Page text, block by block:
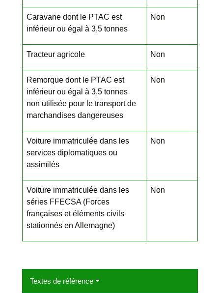
Caravane dont le PTAC est
inférieur ou égal à 3,5 tonnes
Non
Tracteur agricole Non
Remorque dont le PTAC est
inférieur ou égal à 3,5 tonnes
non utilisée pour le transport de
marchandises dangereuses
Non
Voiture immatriculée dans les
services diplomatiques ou
assimilés
Non
Voiture immatriculée dans les
séries FFECSA (Forces
françaises et éléments civils
stationnés en Allemagne)
Non
Textes de référence